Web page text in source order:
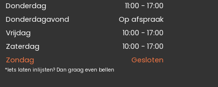
Donderdag
11:00 - 17:00
Donderdagavond
Op afspraak
Vrijdag
10:00 - 17:00
Zaterdag
10:00 - 17:00
Zondag
Gesloten
*Iets laten inlijsten? Dan graag even bellen